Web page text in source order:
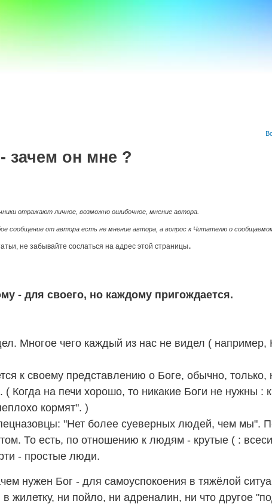
зачем он мне ?
отражают личное, возможно ошибочное, мнение автора.
сообщение от автора есть не мнение автора, а вопрос к Читателю о
не забывайте сослаться на адрес этой страницы.
- для своего, но каждому пригождается.
Многое чего каждый из нас не видел ( например,
к своему представлению о Боге, обычно, только,
( Когда на печи хорошо, то никакие Боги не нужны :
кормят". )
"Нет более суеверных людей, чем мы".
То есть, по отношению к людям - крутые ( :
- простые люди.
нужен Бог - для самоуспокоения в тяжёлой
в жилетку, ни пойло, ни адреналин, ни что другое